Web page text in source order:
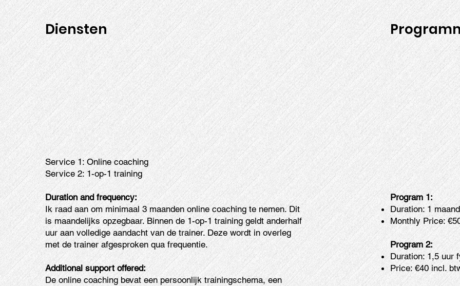
Service 1: Online coaching
Service 2: 1-op-1 training
Duration and frequency:
Ik raad aan om minimaal 3 maanden online coaching te nemen. Dit
is maandelijks opzegbaar. Binnen de 1-op-1 training geldt anderhalf
uur aan volledige aandacht van de trainer. Deze wordt in overleg
met de trainer afgesproken qua frequentie.
Additional support offered:
De online coaching bevat een persoonlijk trainingschema, een
Program 1:
Duration: 1 maand
Monthly Price:
Program 2:
Duration: 1,5 uur
Price: €40 incl.
Diensten